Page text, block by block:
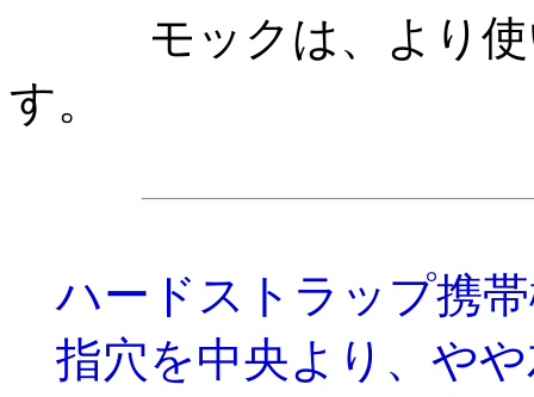
モックは、より使い
す。
ハードストラップ携
指穴を中央より、や